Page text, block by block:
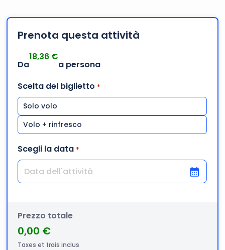
Prenota questa attività
18,36 €
Scelta del biglietto *
Solo volo
Volo + rinfresco
Scegli la data *
GG slash MM slash AAAA
Prezzo totale
0,00 €
Taxes et frais inclus